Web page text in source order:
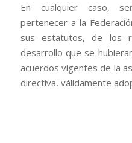
En cualquier caso,
pertenecer a la
sus estatutos, de los
desarrollo que se
acuerdos vigentes de la
directiva, válidamente